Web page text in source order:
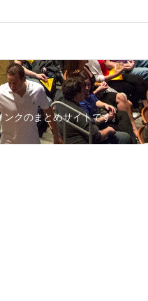
クのまとめサイトです。